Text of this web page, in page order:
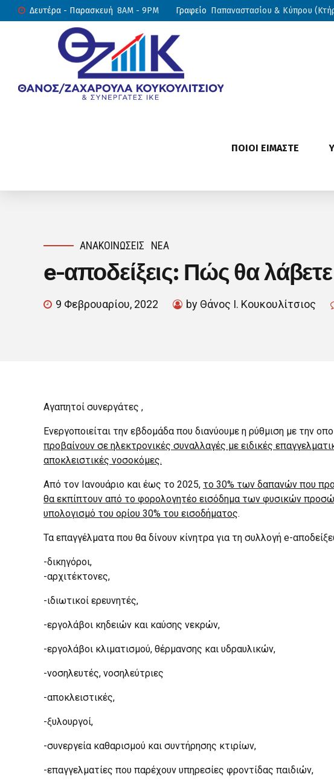
Δευτέρα - Παρασκευή 8AM - 9PM Γραφείο Παπαναστασίου & Κύπρου
ΠΟΙΟΙ ΕΙΜΑΣΤΕ
ΑΝΑΚΟΙΝΏΣΕΙΣ ΝΈΑ
e-αποδείξεις: Πώς θα
9 Φεβρουαρίου, 2022 by Θάνος Ι. Κουκουλίτσιος
Αγαπητοί συνεργάτες ,
Ενεργοποιείται την εβδομάδα που διανύουμε η ρύθμιση με την
προβαίνουν σε ηλεκτρονικές συναλλαγές με ειδικές
αποκλειστικές νοσοκόμες.
Από τον Ιανουάριο και έως το 2025, το 30% των δαπανών που
θα εκπίπτουν από το φορολογητέο εισόδημα των φυσικών
υπολογισμό του ορίου 30% του εισοδήματος.
Τα επαγγέλματα που θα δίνουν κίνητρα για τη συλλογή e-
-δικηγόροι,
-αρχιτέκτονες,
-ιδιωτικοί ερευνητές,
-εργολάβοι κηδειών και καύσης νεκρών,
-εργολάβοι κλιματισμού, θέρμανσης και υδραυλικών,
-νοσηλευτές, νοσηλεύτριες
-αποκλειστικές,
-ξυλουργοί,
-συνεργεία καθαρισμού και συντήρησης κτιρίων,
-επαγγελματίες που παρέχουν υπηρεσίες φροντίδας παιδιών,